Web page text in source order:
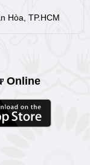
Hòa, TP.HCM
Online